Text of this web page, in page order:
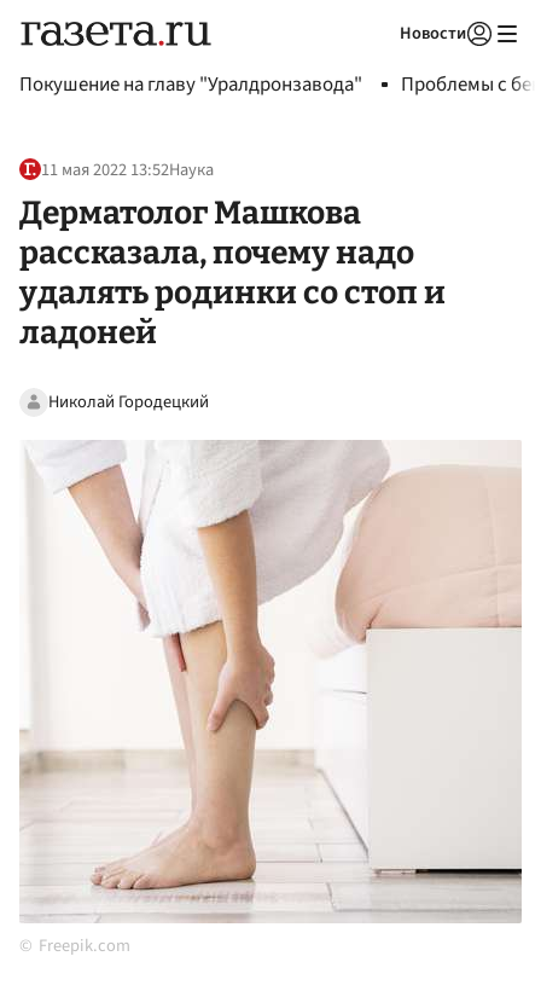
Новости
Покушение на главу "Уралдронзавода" Проблемы с
11 мая 2022 13:52Наука
Дерматолог Машкова
рассказала, почему надо
удалять родинки со стоп и
ладоней
Николай Городецкий
Freepik.com